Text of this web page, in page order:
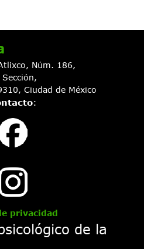
Núm. 186,
Ciudad de México
:
privacidad
de la